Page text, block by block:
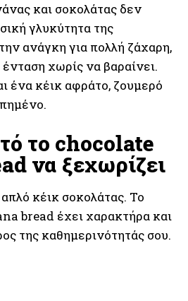
και σοκολάτας δεν
γλυκύτητα της
ανάγκη για πολλή ζάχαρη,
χωρίς να βαραίνει.
ένα κέικ αφράτο, ζουμερό
το chocolate
να ξεχωρίζει
κέικ σοκολάτας. Το
bread έχει χαρακτήρα και
της καθημερινότητάς σου.